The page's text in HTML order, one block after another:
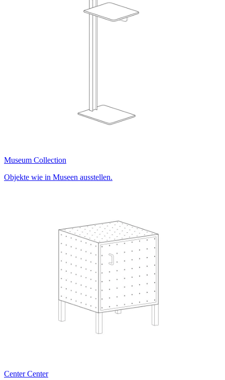
Museum Collection
Objekte wie in Museen ausstellen.
Center Center